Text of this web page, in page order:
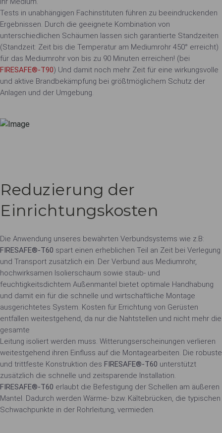
Tests in unabhängigen Fachinstituten führen zu beeindruckenden
Ergebnissen. Durch die geeignete Kombination von
unterschiedlichen Schäumen lassen sich garantierte Standzeiten
(Standzeit: Zeit bis die Temperatur am Mediumrohr 450° erreicht)
für das Mediumrohr von bis zu 90 Minuten erreichen! (bei
FIRESAFE®-T90) Und damit noch mehr Zeit für eine wirkungsvolle
und aktive Brandbekämpfung bei größtmöglichem Schutz der
Anlagen und der Umgebung.
Reduzierung der
Einrichtungskosten
Die Anwendung unseres bewährten Verbundsystems wie z.B:
FIRESAFE®-T60 spart einen erheblichen Teil an Zeit bei Verlegung
und Transport zusätzlich ein. Der Verbund aus Mediumrohr,
hochwirksamen Isolierschaum sowie staub- und
feuchtigkeitsdichtem Außenmantel bietet optimale Handhabung
und damit ein für die schnelle und wirtschaftliche Montage
ausgerichtetes System. Kosten für Errichtung von Gerüsten
entfallen weitestgehend, da nur die Nahtstellen und nicht mehr die
gesamte
Leitung isoliert werden muss. Witterungserscheinungen verlieren
weitestgehend ihren Einfluss auf die Montagearbeiten. Die robuste
und trittfeste Konstruktion des FIRESAFE®-T60 unterstützt
zusätzlich die schnelle und zeitsparende Installation.
FIRESAFE®-T60 erlaubt die Befestigung der Schellen am äußeren
Mantel. Dadurch werden Wärme- bzw. Kältebrücken, die typischen
Schwachpunkte in der Rohrleitung, vermieden.